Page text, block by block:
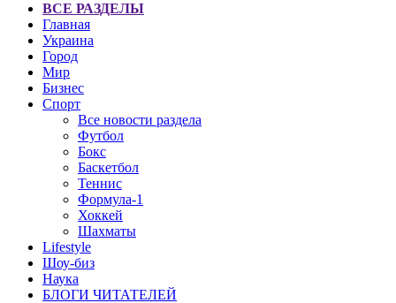
ВСЕ РАЗДЕЛЫ
Главная
Украина
Город
Мир
Бизнес
Спорт
Все новости раздела
Футбол
Бокс
Баскетбол
Теннис
Формула-1
Хоккей
Шахматы
Lifestyle
Шоу-биз
Наука
БЛОГИ ЧИТАТЕЛЕЙ